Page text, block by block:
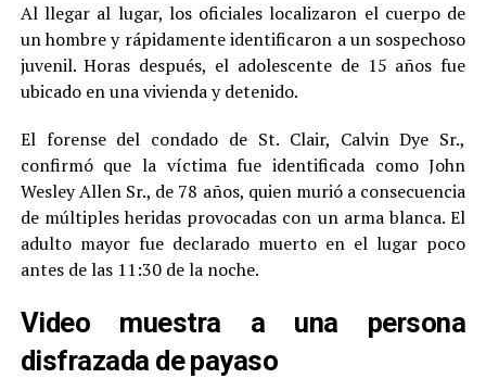
Al llegar al lugar, los oficiales localizaron el cuerpo de
un hombre y rápidamente identificaron a un sospechoso
juvenil. Horas después, el adolescente de 15 años fue
ubicado en una vivienda y detenido.
El forense del condado de St. Clair, Calvin Dye Sr.,
confirmó que la víctima fue identificada como John
Wesley Allen Sr., de 78 años, quien murió a consecuencia
de múltiples heridas provocadas con un arma blanca. El
adulto mayor fue declarado muerto en el lugar poco
antes de las 11:30 de la noche.
Video muestra a una persona
disfrazada de payaso